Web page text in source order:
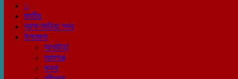
::
জাতীয়
ব্রাহ্মণবাড়িয়া সদর
উপজেলা
আখাউড়া
আশুগঞ্জ
কসবা